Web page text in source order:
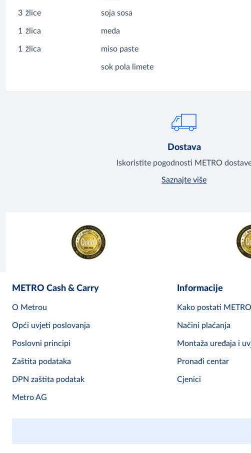
3 žlice soja sosa
1 žlica meda
1 žlica miso paste
sok pola limete
Dostava
Iskoristite pogodnosti METRO
Saznajte više
METRO Cash & Carry
O Metrou
Opći uvjeti poslovanja
Poslovni principi
Zaštita podataka
DPN zaštita podatak
Metro AG
Informacije
Kako postati
Načini plaćanja
Montaža uređaja i
Pronađi centar
Cjenici